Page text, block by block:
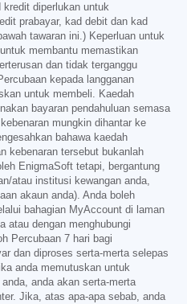
kredit diperlukan untuk
prabayar, kad debit dan kad
tawaran ini.) Keperluan untuk
membantu memastikan
dan tidak terganggu
kepada langganan
untuk membeli. Kaedah
bayaran pendahuluan semasa
mungkin dihantar ke
bahawa kaedah
kebenaran tersebut bukanlah
EnigmaSoft tetapi, bergantung
atau institusi kewangan anda,
akaun anda). Anda boleh
bahagian MyAccount di laman
atau dengan menghubungi
Percubaan 7 hari bagi
dan diproses serta-merta selepas
anda memutuskan untuk
anda akan serta-merta
Jika, atas apa-apa sebab, anda